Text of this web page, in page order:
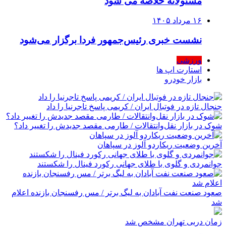
۱۶ مرداد ۱۴۰۵
نشست خبری رئیس‌جمهور فردا برگزار می‌شود
ورزشی
استارت اپ ها
بازار خودرو
جنجال تازه در فوتبال ایران / کریمی پاسخ تاجرنیا را داد
شوک در بازار نقل‌وانتقالات / طارمی مقصد جدیدش را تغییر داد؟
آخرین وضعیت ریکاردو آلوز در سپاهان
جوانمردی و گلوی با طلای جهانی رکورد فینال را شکستند
صعود صنعت نفت آبادان به لیگ برتر / مس رفسنجان بازنده اعلام
شد
زمان دربی تهران مشخص شد